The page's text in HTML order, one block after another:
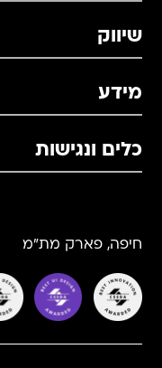
שיווק
מידע
כלים ונגישות
חיפה, פארק מת"מ